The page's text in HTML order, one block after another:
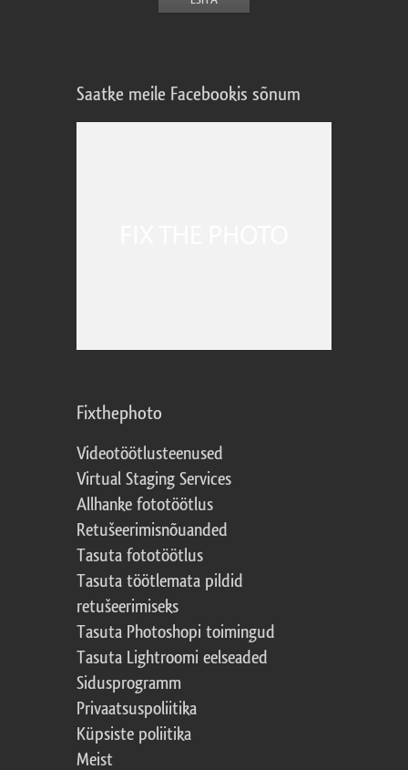
Saatke meile Facebookis sõnum
Fixthephoto
Videotöötlusteenused
Virtual Staging Services
Allhanke fototöötlus
Retušeerimisnõuanded
Tasuta fototöötlus
Tasuta töötlemata pildid
retušeerimiseks
Tasuta Photoshopi toimingud
Tasuta Lightroomi eelseaded
Sidusprogramm
Privaatsuspoliitika
Küpsiste poliitika
Meist